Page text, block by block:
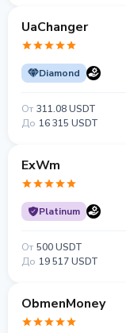
UaChanger
Diamond
От 311.08 USDT
До 16 315 USDT
ExWm
Platinum
От 500 USDT
До 19 517 USDT
ObmenMoney